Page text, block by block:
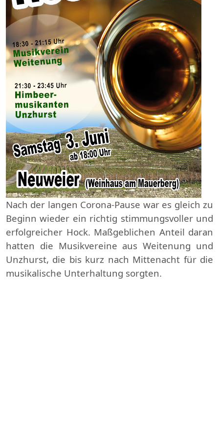
Nach der langen Corona-Pause war es gleich zu
Beginn wieder ein richtig stimmungsvoller und
erfolgreicher Hock. Maßgeblichen Anteil daran
hatten die Musikvereine aus Weitenung und
Unzhurst, die bis kurz nach Mittenacht für die
musikalische Unterhaltung sorgten.